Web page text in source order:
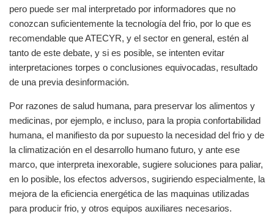
pero puede ser mal interpretado por informadores que no
conozcan suficientemente la tecnología del frio, por lo que es
recomendable que ATECYR, y el sector en general, estén al
tanto de este debate, y si es posible, se intenten evitar
interpretaciones torpes o conclusiones equivocadas, resultado
de una previa desinformación.
Por razones de salud humana, para preservar los alimentos y
medicinas, por ejemplo, e incluso, para la propia confortabilidad
humana, el manifiesto da por supuesto la necesidad del frio y de
la climatización en el desarrollo humano futuro, y ante ese
marco, que interpreta inexorable, sugiere soluciones para paliar,
en lo posible, los efectos adversos, sugiriendo especialmente, la
mejora de la eficiencia energética de las maquinas utilizadas
para producir frio, y otros equipos auxiliares necesarios.